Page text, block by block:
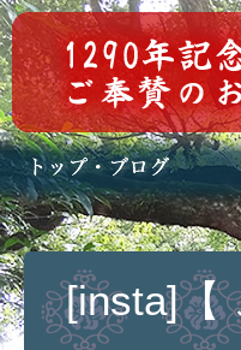
トップページ
ブログ(日々八百万)
お知らせ一覧 歴
年
メ
[insta]【